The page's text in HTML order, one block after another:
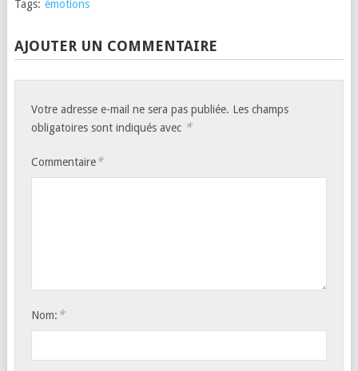
Tags: émotions
AJOUTER UN COMMENTAIRE
Votre adresse e-mail ne sera pas publiée. Les champs
obligatoires sont indiqués avec *
Commentaire*
Nom: *